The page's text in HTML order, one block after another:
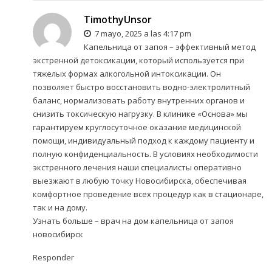
TimothyUnsor
7 mayo, 2025 a las 4:17 pm
Капельница от запоя – эффективный метод
экстренной детоксикации, который используется при
тяжелых формах алкогольной интоксикации. Он
позволяет быстро восстановить водно-электролитный
баланс, нормализовать работу внутренних органов и
снизить токсическую нагрузку. В клинике «Основа» мы
гарантируем круглосуточное оказание медицинской
помощи, индивидуальный подход к каждому пациенту и
полную конфиденциальность. В условиях необходимости
экстренного лечения наши специалисты оперативно
выезжают в любую точку Новосибирска, обеспечивая
комфортное проведение всех процедур как в стационаре,
так и на дому.
Узнать больше – врач на дом капельница от запоя
новосибирск
Responder